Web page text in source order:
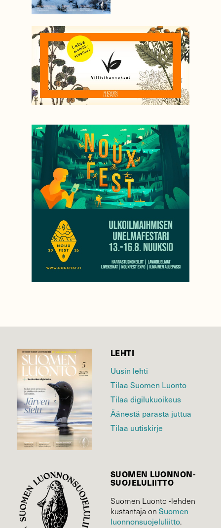
LEHTI
Uusin lehti
Tilaa Suomen Luonto
Tilaa digilukuoikeus
Äänestä parasta juttua
Tilaa uutiskirje
SUOMEN LUONNON­
SUOJELU­LIITTO
Suomen Luonto -lehden
kustantaja on Suomen
luonnonsuojelu­liitto.